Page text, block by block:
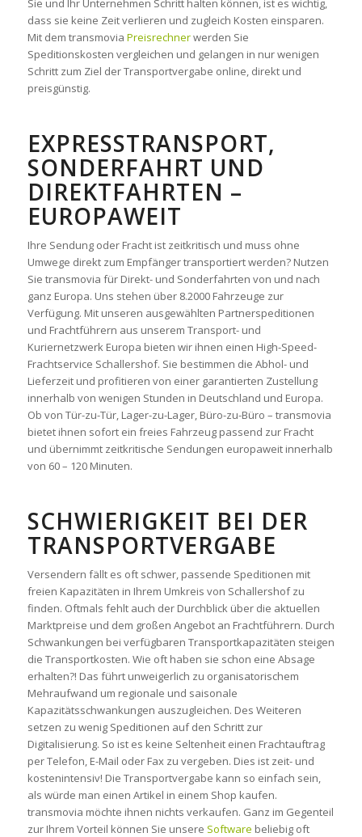
dass sie keine Zeit verlieren und zugleich Kosten einsparen.
Mit dem transmovia Preisrechnerwerden Sie
Speditionskosten vergleichen und gelangen in nur wenigen
Schritt zum Ziel der Transportvergabe online, direkt und
preisgünstig.
EXPRESSTRANSPORT,
SONDERFAHRT UND
DIREKTFAHRTEN –
EUROPAWEIT
Ihre Sendung oder Fracht ist zeitkritisch und muss ohne
Umwege direkt zum Empfänger transportiert werden? Nutzen
Sie transmovia für Direkt- und Sonderfahrten von und nach
ganz Europa. Uns stehen über 8.2000 Fahrzeuge zur
Verfügung. Mit unseren ausgewählten Partnerspeditionen
und Frachtführern aus unserem Transport- und
Kuriernetzwerk Europa bieten wir ihnen einen High-Speed-
Frachtservice Schallershof. Sie bestimmen die Abhol- und
Lieferzeit und profitieren von einer garantierten Zustellung
innerhalb von wenigen Stunden in Deutschland und Europa.
Ob von Tür-zu-Tür, Lager-zu-Lager, Büro-zu-Büro – transmovia
bietet ihnen sofort ein freies Fahrzeug passend zur Fracht
und übernimmt zeitkritische Sendungen europaweit innerhalb
von 60 – 120 Minuten.
SCHWIERIGKEIT BEI DER
TRANSPORTVERGABE
Versendern fällt es oft schwer, passende Speditionen mit
freien Kapazitäten in Ihrem Umkreis von Schallershof zu
finden. Oftmals fehlt auch der Durchblick über die aktuellen
Marktpreise und dem großen Angebot an Frachtführern. Durch
Schwankungen bei verfügbaren Transportkapazitäten steigen
die Transportkosten. Wie oft haben sie schon eine Absage
erhalten?! Das führt unweigerlich zu organisatorischem
Mehraufwand um regionale und saisonale
Kapazitätsschwankungen auszugleichen. Des Weiteren
setzen zu wenig Speditionen auf den Schritt zur
Digitalisierung. So ist es keine Seltenheit einen Frachtauftrag
per Telefon, E-Mail oder Fax zu vergeben. Dies ist zeit- und
kostenintensiv! Die Transportvergabe kann so einfach sein,
als würde man einen Artikel in einem Shop kaufen.
transmovia möchte ihnen nichts verkaufen. Ganz im Gegenteil
zur Ihrem Vorteil können Sie unsere Software beliebig oft